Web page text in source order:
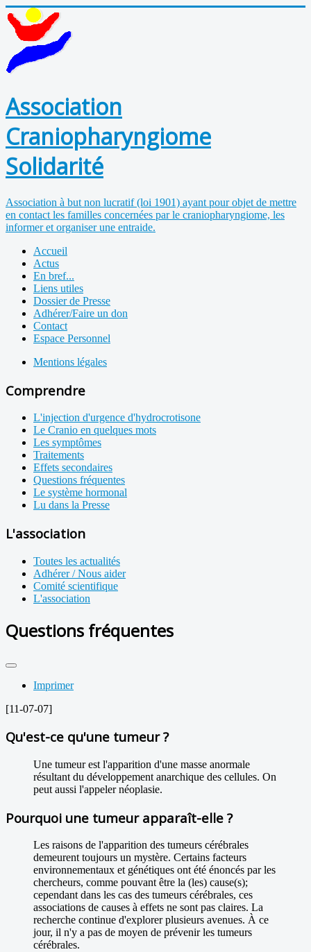
Association
Craniopharyngiome
Solidarité
Association à but non lucratif (loi 1901) ayant pour objet de mettre
en contact les familles concernées par le craniopharyngiome, les
informer et organiser une entraide.
Accueil
Actus
En bref...
Liens utiles
Dossier de Presse
Adhérer/Faire un don
Contact
Espace Personnel
Mentions légales
Comprendre
L'injection d'urgence d'hydrocrotisone
Le Cranio en quelques mots
Les symptômes
Traitements
Effets secondaires
Questions fréquentes
Le système hormonal
Lu dans la Presse
L'association
Toutes les actualités
Adhérer / Nous aider
Comité scientifique
L'association
Questions fréquentes
Imprimer
[11-07-07]
Qu'est-ce qu'une tumeur ?
Une tumeur est l'apparition d'une masse anormale
résultant du développement anarchique des cellules. On
peut aussi l'appeler néoplasie.
Pourquoi une tumeur apparaît-elle ?
Les raisons de l'apparition des tumeurs cérébrales
demeurent toujours un mystère. Certains facteurs
environnementaux et génétiques ont été énoncés par les
chercheurs, comme pouvant être la (les) cause(s);
cependant dans les cas des tumeurs cérébrales, ces
associations de causes à effets ne sont pas claires. La
recherche continue d'explorer plusieurs avenues. À ce
jour, il n'y a pas de moyen de prévenir les tumeurs
cérébrales.